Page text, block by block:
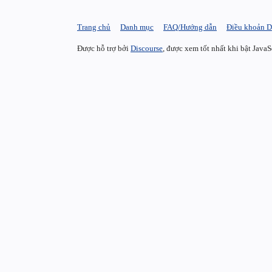
Trang chủ Danh mục FAQ/Hướng dẫn Điều khoản
Được hỗ trợ bởi Discourse, được xem tốt nhất khi bật